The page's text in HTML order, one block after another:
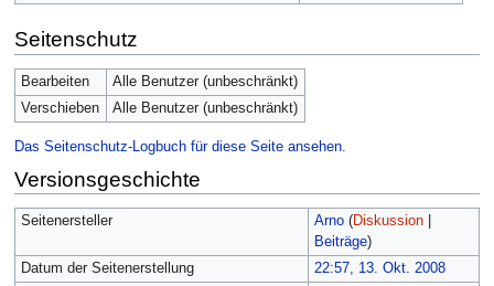
Seitenschutz
Bearbeiten
Alle Benutzer (unbeschränkt)
Verschieben
Alle Benutzer (unbeschränkt)
Das Seitenschutz-Logbuch für diese Seite ansehen.
Versionsgeschichte
Seitenersteller Arno (Diskussion|
Beiträge)
Datum der Seitenerstellung
22:57, 13. Okt. 2008